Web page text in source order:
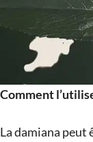
Comment
La damiana peut